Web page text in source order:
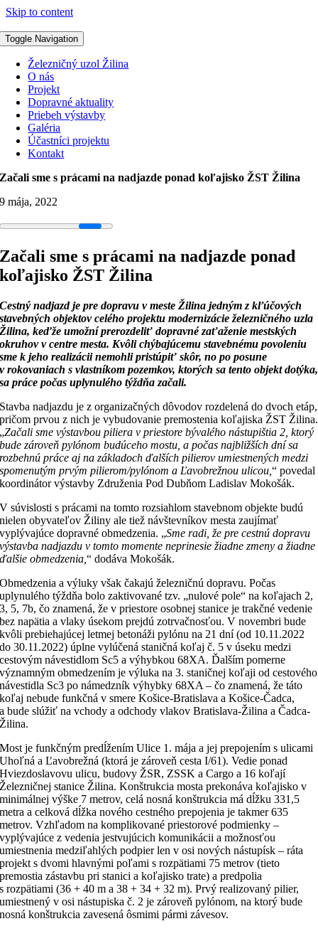
Skip to content
Toggle Navigation
Železničný uzol Žilina
O nás
Projekt
Dopravné aktuality
Priebeh výstavby
Galéria
Účastníci projektu
Kontakt
Začali sme s prácami na nadjazde ponad koľajisko ŽST Žilina
9 mája, 2022
Začali sme s prácami na nadjazde ponad
koľajisko ŽST Žilina
Cestný nadjazd je pre dopravu v meste Žilina jedným z kľúčových
stavebných objektov celého projektu modernizácie železničného uzla
Žilina, keďže umožní prerozdeliť dopravné zaťaženie mestských
okruhov v centre mesta. Kvôli chýbajúcemu stavebnému povoleniu
sme k jeho realizácii nemohli pristúpiť skôr, no po posune
v rokovaniach s vlastníkom pozemkov, ktorých sa tento objekt dotýka,
sa práce počas uplynulého týždňa začali.
Stavba nadjazdu je z organizačných dôvodov rozdelená do dvoch etáp,
pričom prvou z nich je vybudovanie premostenia koľajiska ŽST Žilina.
„Začali sme výstavbou piliera v priestore bývalého nástupištia 2, ktorý
bude zároveň pylónom budúceho mostu, a počas najbližších dní sa
rozbehnú práce aj na základoch ďalších pilierov umiestnených medzi
spomenutým prvým pilierom/pylónom a Ľavobrežnou ulicou,“ povedal
koordinátor výstavby Združenia Pod Dubňom Ladislav Mokošák.
V súvislosti s prácami na tomto rozsiahlom stavebnom objekte budú
nielen obyvateľov Žiliny ale tiež návštevníkov mesta zaujímať
vyplývajúce dopravné obmedzenia. „Sme radi, že pre cestnú dopravu
výstavba nadjazdu v tomto momente neprinesie žiadne zmeny a žiadne
ďalšie obmedzenia,“ dodáva Mokošák.
Obmedzenia a výluky však čakajú železničnú dopravu. Počas
uplynulého týždňa bolo zaktivované tzv. „nulové pole“ na koľajach 2,
3, 5, 7b, čo znamená, že v priestore osobnej stanice je trakčné vedenie
bez napätia a vlaky úsekom prejdú zotrvačnosťou. V novembri bude
kvôli prebiehajúcej letmej betonáži pylónu na 21 dní (od 10.11.2022
do 30.11.2022) úplne vylúčená staničná koľaj č. 5 v úseku medzi
cestovým návestidlom Sc5 a výhybkou 68XA. Ďalším pomerne
významným obmedzením je výluka na 3. staničnej koľaji od cestového
návestidla Sc3 po námedzník výhybky 68XA – čo znamená, že táto
koľaj nebude funkčná v smere Košice-Bratislava a Košice-Čadca,
a bude slúžiť na vchody a odchody vlakov Bratislava-Žilina a Čadca-
Žilina.
Most je funkčným predĺžením Ulice 1. mája a jej prepojením s ulicami
Uhoľná a Ľavobrežná (ktorá je zároveň cesta I/61). Vedie ponad
Hviezdoslavovu ulicu, budovy ŽSR, ZSSK a Cargo a 16 koľají
Železničnej stanice Žilina. Konštrukcia mosta prekonáva koľajisko v
minimálnej výške 7 metrov, celá nosná konštrukcia má dĺžku 331,5
metra a celková dĺžka nového cestného prepojenia je takmer 635
metrov. Vzhľadom na komplikované priestorové podmienky –
vyplývajúce z vedenia jestvujúcich komunikácii a možnosťou
umiestnenia medziľahlých podpier len v osi nových nástupísk – ráta
projekt s dvomi hlavnými poľami s rozpätiami 75 metrov (tieto
premostia zástavbu pri stanici a koľajisko trate) a predpolia
s rozpätiami (36 + 40 m a 38 + 34 + 32 m). Prvý realizovaný pilier,
umiestnený v osi nástupiska č. 2 je zároveň pylónom, na ktorý bude
nosná konštrukcia zavesená ôsmimi pármi závesov.